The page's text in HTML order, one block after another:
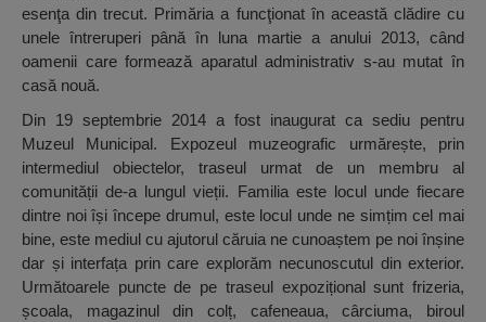
esenţa din trecut. Primăria a funcţionat în această clădire cu
unele întreruperi până în luna martie a anului 2013, când
oamenii care formează aparatul administrativ s-au mutat în
casă nouă.
Din 19 septembrie 2014 a fost inaugurat ca sediu pentru
Muzeul Municipal. Expozeul muzeografic urmărește, prin
intermediul obiectelor, traseul urmat de un membru al
comunității de-a lungul vieții. Familia este locul unde fiecare
dintre noi își începe drumul, este locul unde ne simțim cel mai
bine, este mediul cu ajutorul căruia ne cunoaștem pe noi înșine
dar și interfața prin care explorăm necunoscutul din exterior.
Următoarele puncte de pe traseul expozițional sunt frizeria,
școala, magazinul din colț, cafeneaua, cârciuma, biroul